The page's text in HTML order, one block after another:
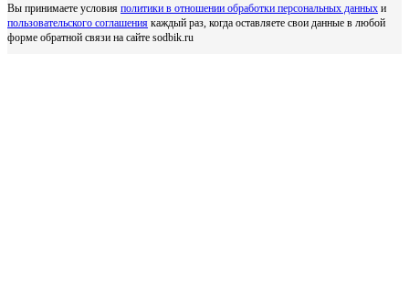
Вы принимаете условия политики в отношении обработки персональных данных и
пользовательского соглашения каждый раз, когда оставляете свои данные в любой
форме обратной связи на сайте sodbik.ru